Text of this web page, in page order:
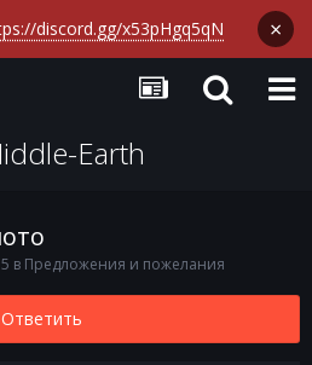
discord.gg/x53pHgq5qN ×
Earth
в Предложения и пожелания
Ответить